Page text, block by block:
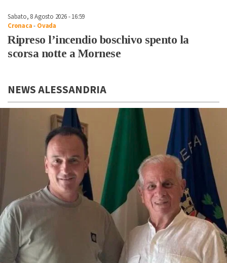
Sabato, 8 Agosto 2026 - 16:59
Cronaca- Ovada
Ripreso l’incendio boschivo spento la
scorsa notte a Mornese
NEWS ALESSANDRIA